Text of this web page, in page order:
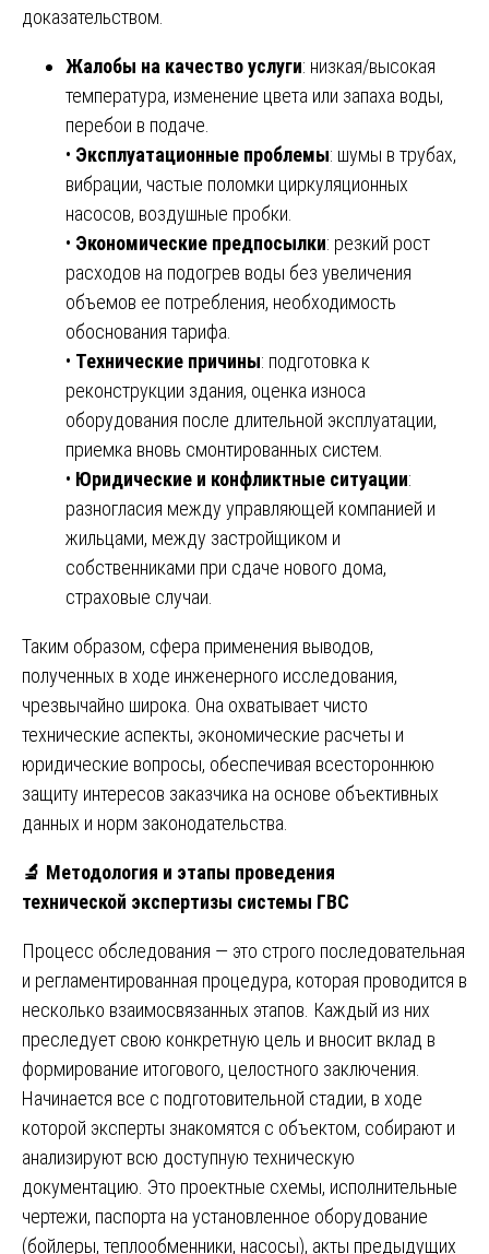
доказательством.
Жалобы на качество услуги: низкая/высокая
температура, изменение цвета или запаха воды,
перебои в подаче.
• Эксплуатационные проблемы: шумы в трубах,
вибрации, частые поломки циркуляционных
насосов, воздушные пробки.
• Экономические предпосылки: резкий рост
расходов на подогрев воды без увеличения
объемов ее потребления, необходимость
обоснования тарифа.
• Технические причины: подготовка к
реконструкции здания, оценка износа
оборудования после длительной эксплуатации,
приемка вновь смонтированных систем.
• Юридические и конфликтные ситуации:
разногласия между управляющей компанией и
жильцами, между застройщиком и
собственниками при сдаче нового дома,
страховые случаи.
Таким образом, сфера применения выводов,
полученных в ходе инженерного исследования,
чрезвычайно широка. Она охватывает чисто
технические аспекты, экономические расчеты и
юридические вопросы, обеспечивая всестороннюю
защиту интересов заказчика на основе объективных
данных и норм законодательства.
🔬 Методология и этапы проведения
технической экспертизы системы ГВС
Процесс обследования — это строго последовательная
и регламентированная процедура, которая проводится в
несколько взаимосвязанных этапов. Каждый из них
преследует свою конкретную цель и вносит вклад в
формирование итогового, целостного заключения.
Начинается все с подготовительной стадии, в ходе
которой эксперты знакомятся с объектом, собирают и
анализируют всю доступную техническую
документацию. Это проектные схемы, исполнительные
чертежи, паспорта на установленное оборудование
(бойлеры, теплообменники, насосы), акты предыдущих